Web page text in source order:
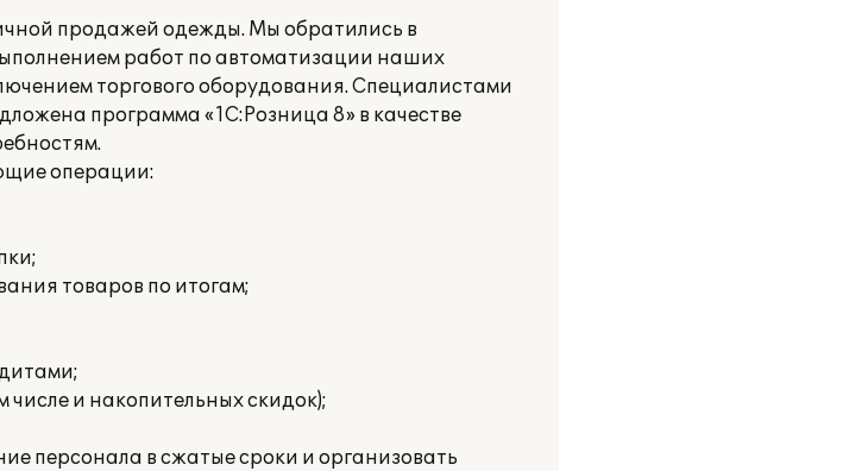
продажей одежды. Мы обратились в
работ по автоматизации наших
торгового оборудования. Специалистами
программа «1С:Розница 8» в качестве
операции:
товаров по итогам;
и накопительных скидок);
персонала в сжатые сроки и организовать